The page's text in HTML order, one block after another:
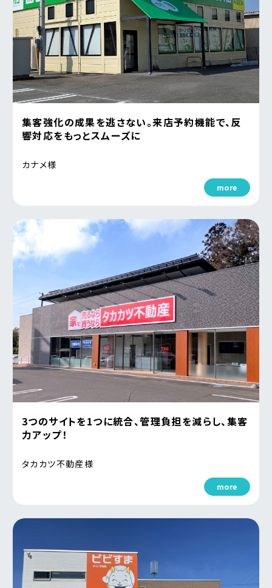
集客強化の成果を逃さない。来店予約機能で、反
響対応をもっとスムーズに
カナメ様
more
3つのサイトを1つに統合、管理負担を減らし、集客
力アップ！
タカカツ不動産様
more